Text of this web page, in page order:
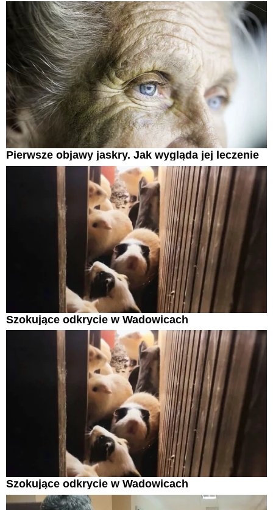
Pierwsze objawy jaskry. Jak wygląda jej leczenie
Szokujące odkrycie w Wadowicach
Szokujące odkrycie w Wadowicach